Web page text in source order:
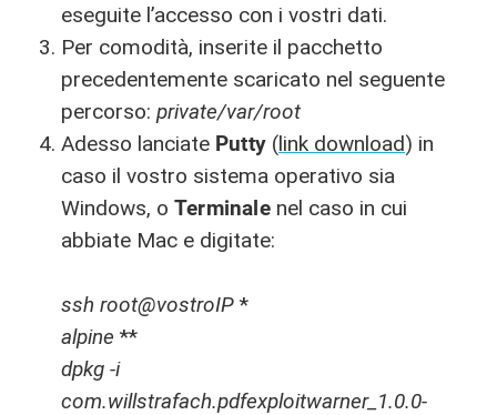
eseguite l’accesso con i vostri dati.
Per comodità, inserite il pacchetto
precedentemente scaricato nel seguente
percorso: private/var/root
Adesso lanciate Putty (link download) in
caso il vostro sistema operativo sia
Windows, o Terminalenel caso in cui
abbiate Mac e digitate:
ssh root@vostroIP *
alpine **
dpkg -i
com.willstrafach.pdfexploitwarner_1.0.0-